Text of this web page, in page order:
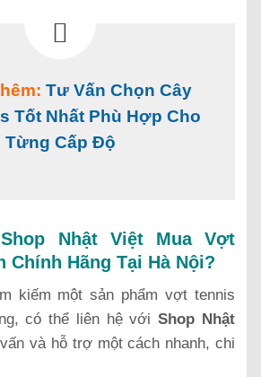
Tư Vấn Chọn Cây
Tốt Nhất Phù Hợp Cho
Từng Cấp Độ
Nhật Việt Mua Vợt
Chính Hãng Tại Hà Nội?
kiếm một sản phẩm vợt tennis
có thể liên hệ vớiShop Nhật
và hỗ trợ một cách nhanh, chi